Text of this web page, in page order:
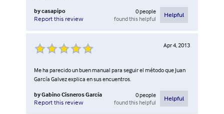
bycasapipo
Report this review
0people
found this helpful
Helpful
Apr 4, 2013
Me ha parecido un buen manual para seguir el método que Juan
García Galvez explica en sus encuentros.
byGabino Cisneros García
Report this review
0people
found this helpful
Helpful